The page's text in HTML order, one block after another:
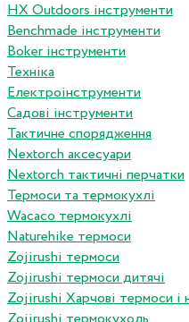
HX Outdoors інструменти
Benchmade інструменти
Boker інструменти
Техніка
Електроінструменти
Садові інструменти
Тактичне спорядження
Nextorch аксесуари
Nextorch тактичні перчатки
Термоси та термокухлі
Wacaco термокухлі
Naturehike термоси
Zojirushi термоси
Zojirushi термоси дитячі
Zojirushi Харчові термоси і